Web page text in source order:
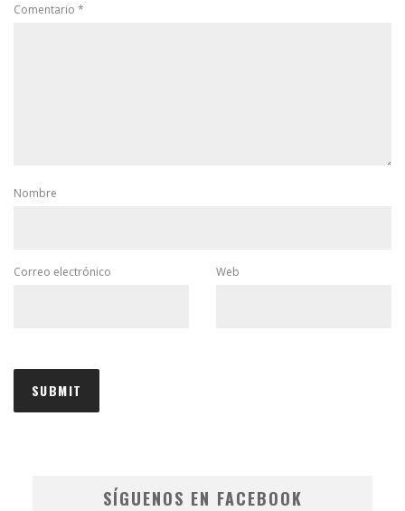
Comentario *
Nombre
Correo electrónico Web
SÍGUENOS EN FACEBOOK